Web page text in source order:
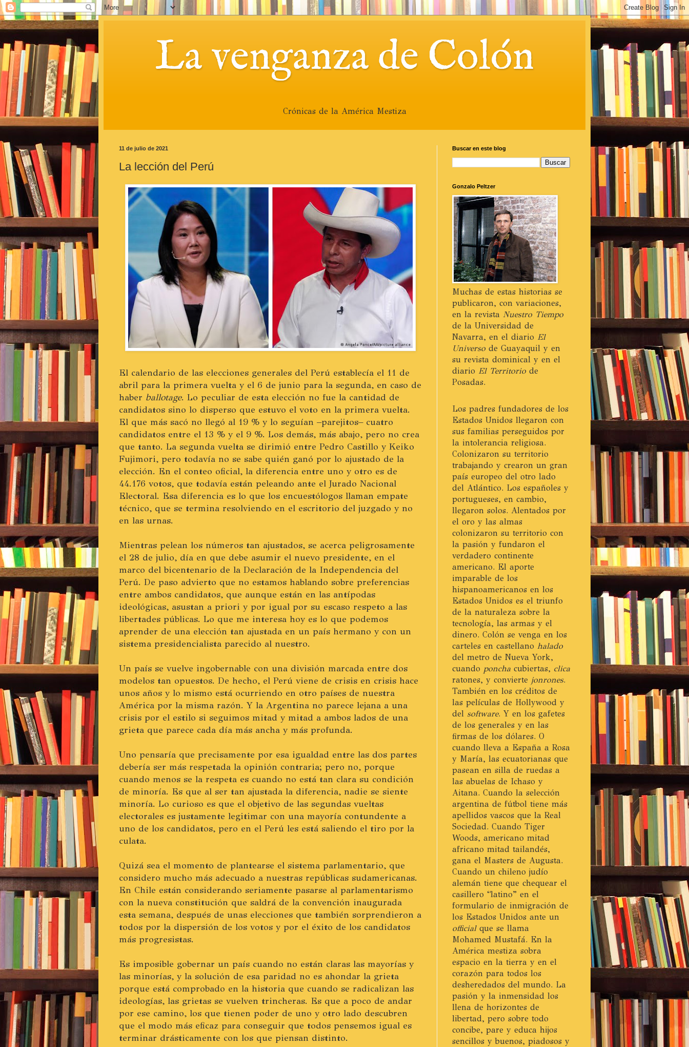
La venganza de Colón
Crónicas de la América Mestiza
11 de julio de 2021
La lección del Perú
El calendario de las elecciones generales del Perú establecía el 11 de
abril para la primera vuelta y el 6 de junio para la segunda, en caso de
haber ballotage. Lo peculiar de esta elección no fue la cantidad de
candidatos sino lo disperso que estuvo el voto en la primera vuelta.
El que más sacó no llegó al 19 % y lo seguían –parejitos– cuatro
candidatos entre el 13 % y el 9 %. Los demás, más abajo, pero no crea
que tanto. La segunda vuelta se dirimió entre Pedro Castillo y Keiko
Fujimori, pero todavía no se sabe quién ganó por lo ajustado de la
elección. En el conteo oficial, la diferencia entre uno y otro es de
44.176 votos, que todavía están peleando ante el Jurado Nacional
Electoral. Esa diferencia es lo que los encuestólogos llaman empate
técnico, que se termina resolviendo en el escritorio del juzgado y no
en las urnas.
Mientras pelean los números tan ajustados, se acerca peligrosamente
el 28 de julio, día en que debe asumir el nuevo presidente, en el
marco del bicentenario de la Declaración de la Independencia del
Perú. De paso advierto que no estamos hablando sobre preferencias
entre ambos candidatos, que aunque están en las antípodas
ideológicas, asustan a priori y por igual por su escaso respeto a las
libertades públicas. Lo que me interesa hoy es lo que podemos
aprender de una elección tan ajustada en un país hermano y con un
sistema presidencialista parecido al nuestro.
Un país se vuelve ingobernable con una división marcada entre dos
modelos tan opuestos. De hecho, el Perú viene de crisis en crisis hace
unos años y lo mismo está ocurriendo en otro países de nuestra
América por la misma razón. Y la Argentina no parece lejana a una
crisis por el estilo si seguimos mitad y mitad a ambos lados de una
grieta que parece cada día más ancha y más profunda.
Uno pensaría que precisamente por esa igualdad entre las dos partes
debería ser más respetada la opinión contraria; pero no, porque
cuando menos se la respeta es cuando no está tan clara su condición
de minoría. Es que al ser tan ajustada la diferencia, nadie se siente
minoría. Lo curioso es que el objetivo de las segundas vueltas
electorales es justamente legitimar con una mayoría contundente a
uno de los candidatos, pero en el Perú les está saliendo el tiro por la
culata.
Quizá sea el momento de plantearse el sistema parlamentario, que
considero mucho más adecuado a nuestras repúblicas sudamericanas.
En Chile están considerando seriamente pasarse al parlamentarismo
con la nueva constitución que saldrá de la convención inaugurada
esta semana, después de unas elecciones que también sorprendieron a
todos por la dispersión de los votos y por el éxito de los candidatos
más progresistas.
Es imposible gobernar un país cuando no están claras las mayorías y
las minorías, y la solución de esa paridad no es ahondar la grieta
porque está comprobado en la historia que cuando se radicalizan las
ideologías, las grietas se vuelven trincheras. Es que a poco de andar
por ese camino, los que tienen poder de uno y otro lado descubren
que el modo más eficaz para conseguir que todos pensemos igual es
terminar drásticamente con los que piensan distinto.
Buscar en este blog
Gonzalo Peltzer
Muchas de estas historias se
publicaron, con variaciones,
en la revista Nuestro Tiempo
de la Universidad de
Navarra, en el diario El
Universode Guayaquil y en
su revista dominical y en el
diario El Territoriode
Posadas.
Los padres fundadores de los
Estados Unidos llegaron con
sus familias perseguidos por
la intolerancia religiosa.
Colonizaron su territorio
trabajando y crearon un gran
país europeo del otro lado
del Atlántico. Los españoles y
portugueses, en cambio,
llegaron solos. Alentados por
el oro y las almas
colonizaron su territorio con
la pasión y fundaron el
verdadero continente
americano. El aporte
imparable de los
hispanoamericanos en los
Estados Unidos es el triunfo
de la naturaleza sobre la
tecnología, las armas y el
dinero. Colón se venga en los
carteles en castellano halado
del metro de Nueva York,
cuando poncha cubiertas, clica
ratones, y convierte jonrones.
También en los créditos de
las películas de Hollywood y
del software. Y en los gafetes
de los generales y en las
firmas de los dólares. O
cuando lleva a España a Rosa
y María, las ecuatorianas que
pasean en silla de ruedas a
las abuelas de Ichaso y
Aitana. Cuando la selección
argentina de fútbol tiene más
apellidos vascos que la Real
Sociedad. Cuando Tiger
Woods, americano mitad
africano mitad tailandés,
gana el Masters de Augusta.
Cuando un chileno judío
alemán tiene que chequear el
casillero “latino” en el
formulario de inmigración de
los Estados Unidos ante un
officialque se llama
Mohamed Mustafá. En la
América mestiza sobra
espacio en la tierra y en el
corazón para todos los
desheredados del mundo. La
pasión y la inmensidad los
llena de horizontes de
libertad, pero sobre todo
concibe, pare y educa hijos
sencillos y buenos, piadosos y